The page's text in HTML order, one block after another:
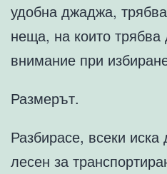
удобна джаджа,
неща, на които трябва
внимание при
Размерът.
Разбирасе, всеки
лесен за